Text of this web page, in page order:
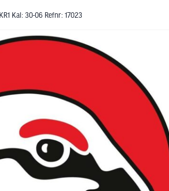
Kal: 30-06 Refnr: 17023